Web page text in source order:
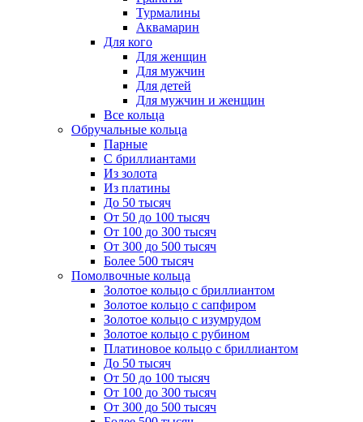
Турмалины
Аквамарин
Для кого
Для женщин
Для мужчин
Для детей
Для мужчин и женщин
Все кольца
Обручальные кольца
Парные
С бриллиантами
Из золота
Из платины
До 50 тысяч
От 50 до 100 тысяч
От 100 до 300 тысяч
От 300 до 500 тысяч
Более 500 тысяч
Помолвочные кольца
Золотое кольцо с бриллиантом
Золотое кольцо с сапфиром
Золотое кольцо с изумрудом
Золотое кольцо с рубином
Платиновое кольцо с бриллиантом
До 50 тысяч
От 50 до 100 тысяч
От 100 до 300 тысяч
От 300 до 500 тысяч